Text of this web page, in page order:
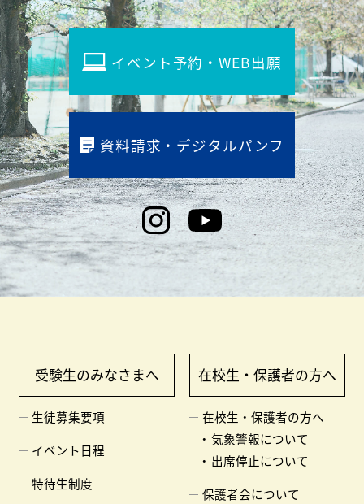
イベント予約・WEB出願
資料請求・デジタルパンフ
受験生のみなさまへ
生徒募集要項
イベント日程
特待生制度
在校生・保護者の方へ
在校生・保護者の方へ
気象警報について
出席停止について
保護者会について